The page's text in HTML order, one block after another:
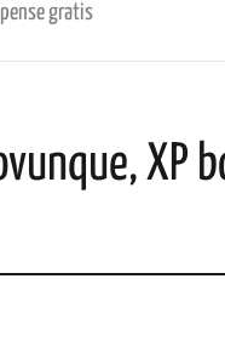
gratis
XP